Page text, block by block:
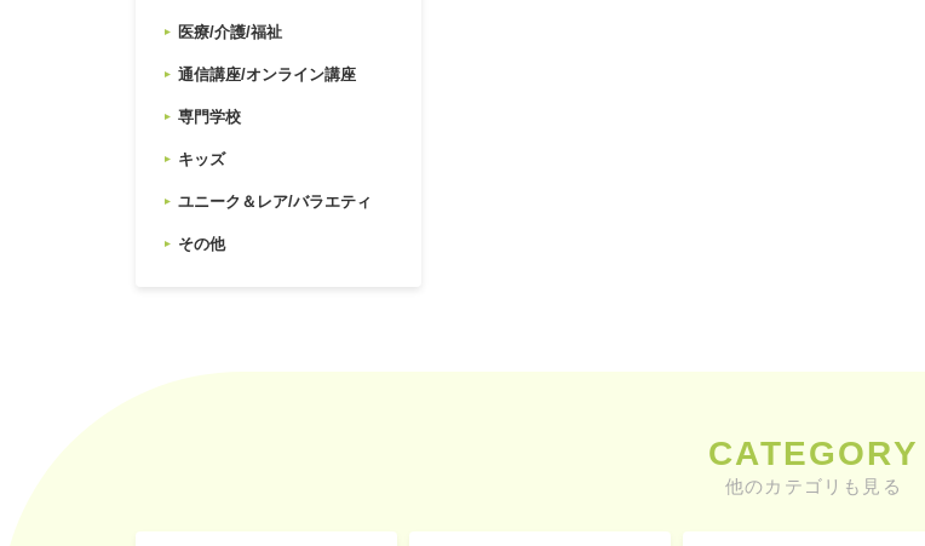
医療/介護/福祉
通信講座/オンライン講座
専門学校
キッズ
ユニーク＆レア/バラエティ
その他
CATEGORY
他のカテゴリも見る